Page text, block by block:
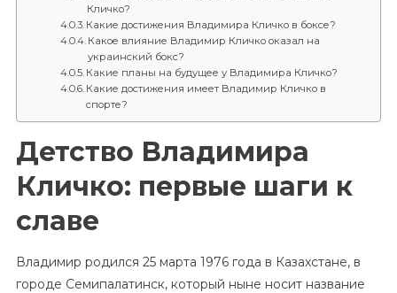
Кличко?
Какие достижения Владимира Кличко в боксе?
Какое влияние Владимир Кличко оказал на
украинский бокс?
Какие планы на будущее у Владимира Кличко?
Какие достижения имеет Владимир Кличко в
спорте?
Детство Владимира
Кличко: первые шаги к
славе
Владимир родился 25 марта 1976 года в Казахстане, в
городе Семипалатинск, который ныне носит название